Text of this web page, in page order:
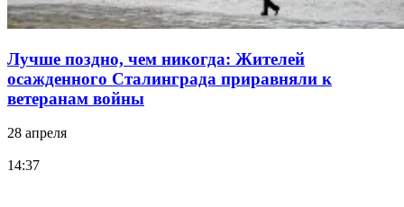
Лучше поздно, чем никогда: Жителей
осажденного Сталинграда приравняли к
ветеранам войны
28 апреля
14:37